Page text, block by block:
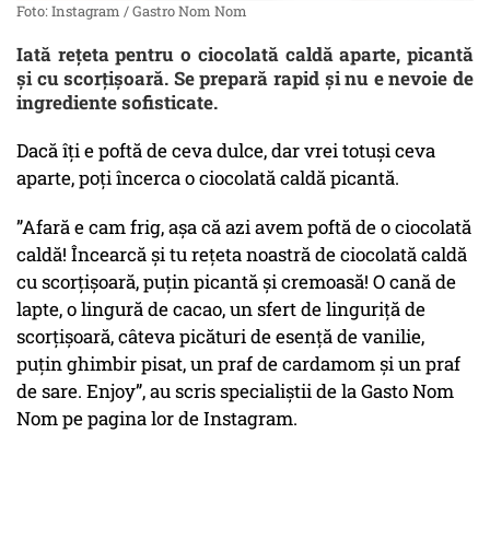
Foto: Instagram / Gastro Nom Nom
Iată rețeta pentru o ciocolată caldă aparte, picantă
și cu scorțișoară. Se prepară rapid și nu e nevoie de
ingrediente sofisticate.
Dacă îți e poftă de ceva dulce, dar vrei totuși ceva
aparte, poți încerca o ciocolată caldă picantă.
”Afară e cam frig, așa că azi avem poftă de o ciocolată
caldă! Încearcă și tu rețeta noastră de ciocolată caldă
cu scorțișoară, puțin picantă și cremoasă! O cană de
lapte, o lingură de cacao, un sfert de linguriță de
scorțișoară, câteva picături de esență de vanilie,
puțin ghimbir pisat, un praf de cardamom și un praf
de sare. Enjoy”, au scris specialiștii de la Gasto Nom
Nom pe pagina lor de Instagram.